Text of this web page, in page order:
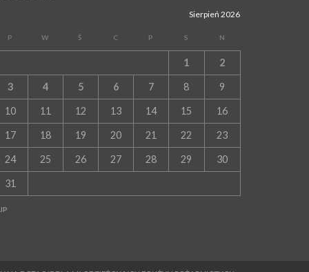
Sierpień 2026
P W Ś C P S N
1 2
3 4 5 6 7 8 9
10 11 12 13 14 15 16
17 18 19 20 21 22 23
24 25 26 27 28 29 30
31